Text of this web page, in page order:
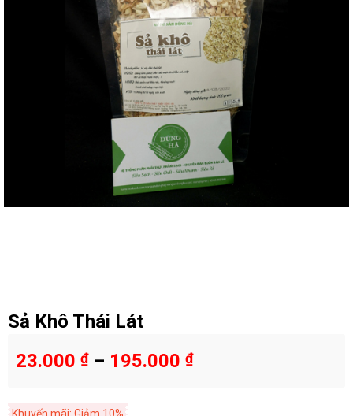
Sả Khô Thái Lát
23.000 ₫– 195.000 ₫
Khuyến mãi: Giảm 10%